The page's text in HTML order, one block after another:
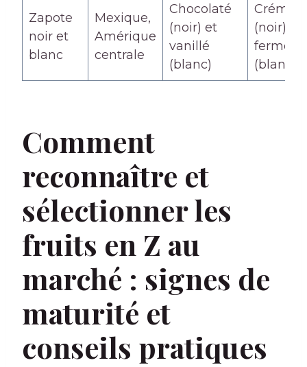
Zapote
noir et
blanc
Mexique,
Amérique
centrale
Chocolaté
(noir) et
vanillé
(blanc)
(noir) et
ferme
(blanc)
Comment
reconnaître et
sélectionner les
fruits en Z au
marché : signes de
maturité et
conseils pratiques